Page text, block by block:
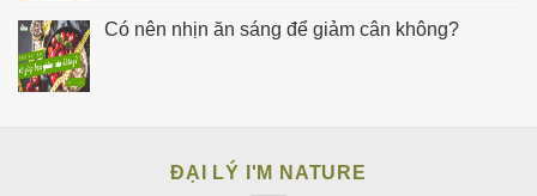
Có nên nhịn ăn sáng để giảm cân không?
ĐẠI LÝ I'M NATURE